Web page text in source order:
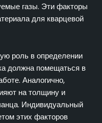
газы. Эти факторы
для кварцевой
роль в определении
должна помещаться в
Аналогично,
на толщину и
Индивидуальный
этих факторов